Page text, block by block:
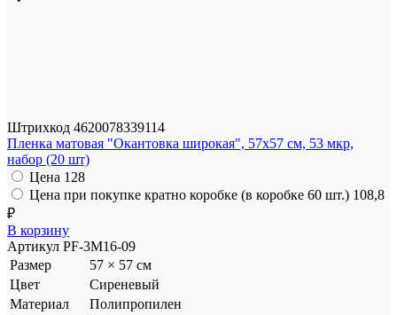
Штрихкод 4620078339114
Пленка матовая "Окантовка широкая", 57x57 см, 53 мкр,
набор (20 шт)
Цена 128
Цена при покупке кратно коробке (в коробке 60 шт.) 108,8
₽
В корзину
Артикул PF-3M16-09
Размер
57 × 57 см
Цвет
Сиреневый
Материал
Полипропилен